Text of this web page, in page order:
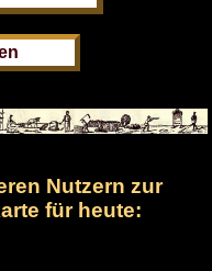
Nutzern zur
für heute: